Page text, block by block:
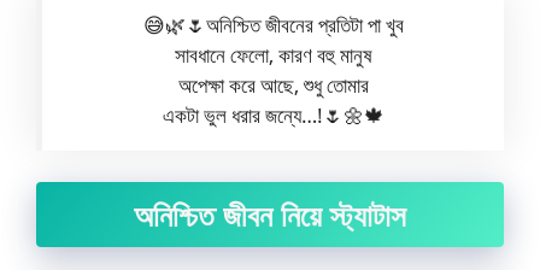
😅🌿🌷অনিশ্চিত জীবনের প্রতিটা পা খুব
সাবধানে ফেলো, কারণ বহু মানুষ
অপেক্ষা করে আছে, শুধু তোমার
একটা ভুল ধরার জন্যে…!🌷🌼🍁
অনিশ্চিত জীবন নিয়ে স্ট্যাটাস